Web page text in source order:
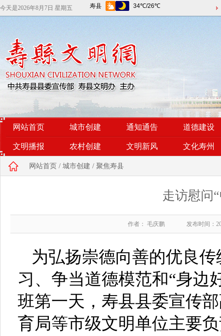
今天是2026年8月7日 星期五
网站首页 城市创建 通知通告 道德建设
文明播报 农村创建 文明新风 文化寿州
网站首页 / 城市创建 / 聚焦寿县
走访慰问
作者： 毛庆鹏 发布时间：
为弘扬崇德向善的优良
习、争当道德模范和“身边
班第一天，寿县县委宣传
育局等市级文明单位主要